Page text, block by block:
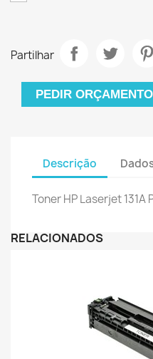
Partilhar
PEDIR ORÇAMENTO
Descrição
Toner HP Laserjet 131A
RELACIONADOS